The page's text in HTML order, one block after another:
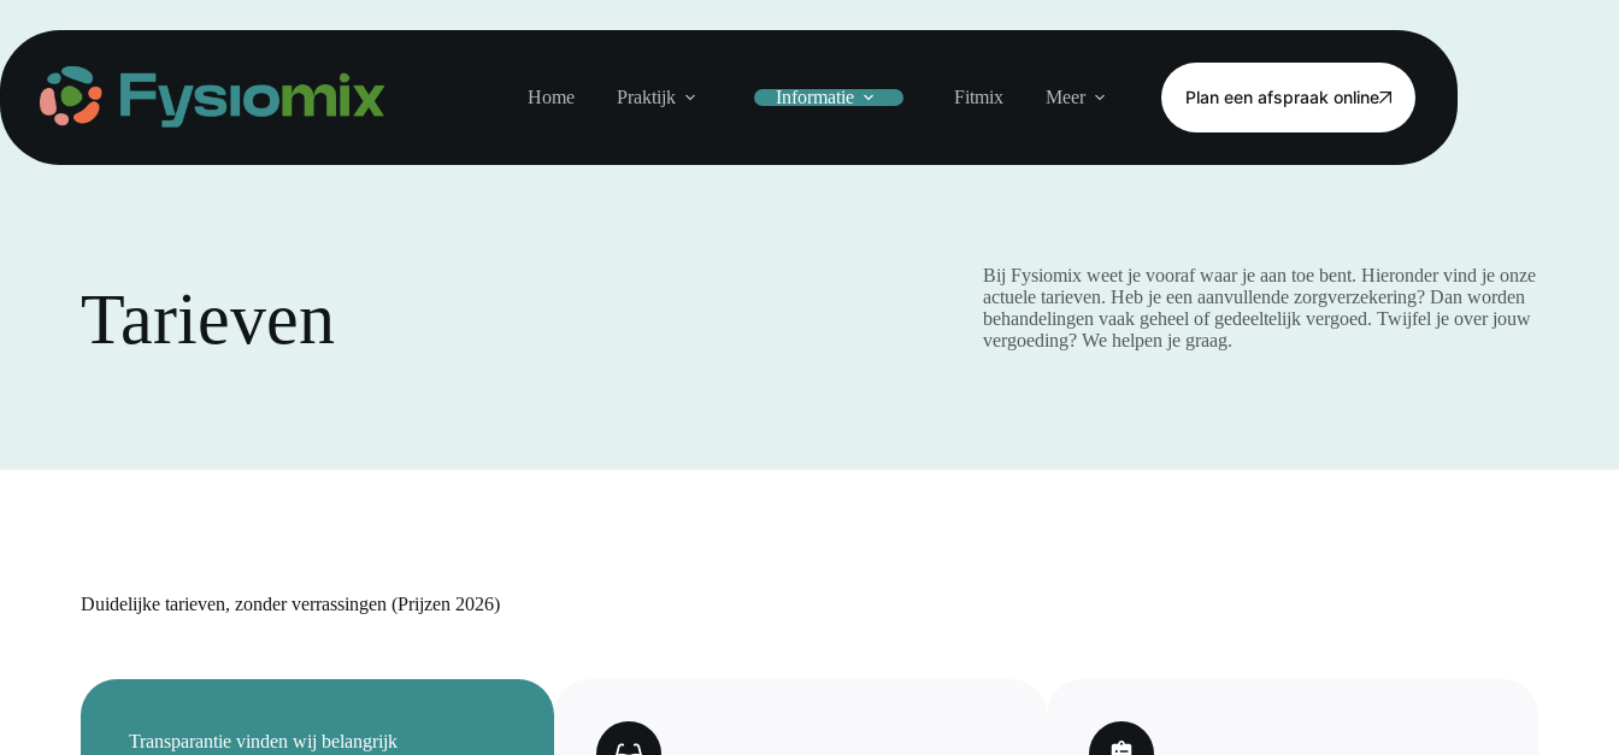
Home Praktijk Informatie Fitmix Meer Plan een afspraak online
Tarieven
Bij Fysiomix weet je vooraf waar je aan toe bent. Hieronder vind je onze
actuele tarieven. Heb je een aanvullende zorgverzekering? Dan worden
behandelingen vaak geheel of gedeeltelijk vergoed. Twijfel je over jouw
vergoeding? We helpen je graag.
Duidelijke tarieven, zonder verrassingen (Prijzen 2026)
Transparantie vinden wij belangrijk